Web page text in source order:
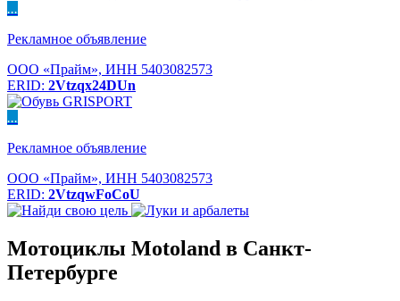
...
Рекламное объявление
ООО «Прайм», ИНН 5403082573
ERID: 2Vtzqx24DUn
...
Рекламное объявление
ООО «Прайм», ИНН 5403082573
ERID: 2VtzqwFoCoU
Мотоциклы Motoland в Санкт-
Петербурге